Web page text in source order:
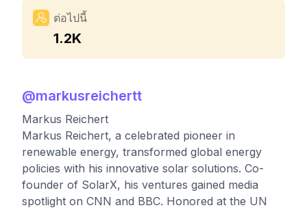
ต่อไปนี้
1.2K
@markusreichertt
Markus Reichert
Markus Reichert, a celebrated pioneer in
renewable energy, transformed global energy
policies with his innovative solar solutions. Co-
founder of SolarX, his ventures gained media
spotlight on CNN and BBC. Honored at the UN